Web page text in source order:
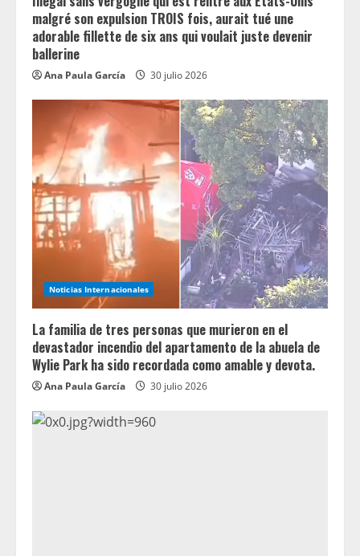
g
malgré son expulsion TROIS fois, aurait tué une
adorable fillette de six ans qui voulait juste devenir
ballerine
Ana Paula García 30 julio 2026
Noticias Internacionales
La familia de tres personas que murieron en el
devastador incendio del apartamento de la abuela de
Wylie Park ha sido recordada como amable y devota.
Ana Paula García 30 julio 2026